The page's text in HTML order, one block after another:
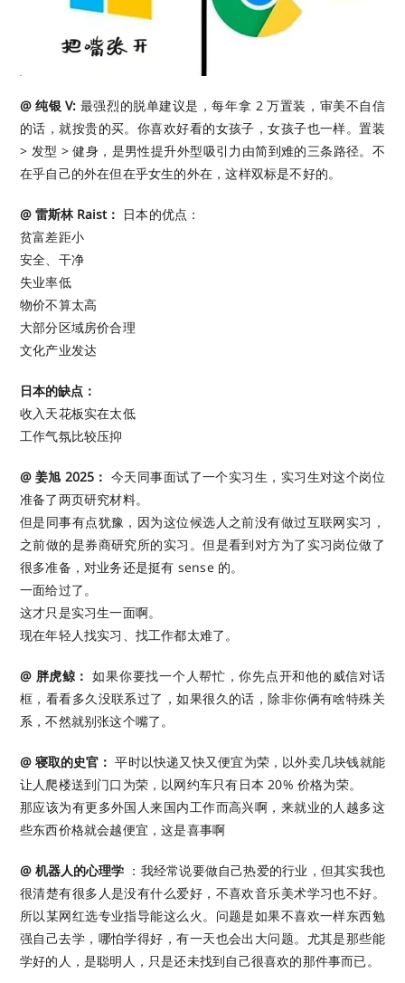
@ 纯银 V: 最强烈的脱单建议是，每年拿 2 万置装，审美不自信
的话，就按贵的买。你喜欢好看的女孩子，女孩子也一样。置装
> 发型 > 健身，是男性提升外型吸引力由简到难的三条路径。不
在乎自己的外在但在乎女生的外在，这样双标是不好的。
@ 雷斯林 Raist： 日本的优点：
贫富差距小
安全、干净
失业率低
物价不算太高
大部分区域房价合理
文化产业发达
日本的缺点：
收入天花板实在太低
工作气氛比较压抑 ​​​
@ 姜旭 2025： 今天同事面试了一个实习生，实习生对这个岗位
准备了两页研究材料。
但是同事有点犹豫，因为这位候选人之前没有做过互联网实习，
之前做的是券商研究所的实习。但是看到对方为了实习岗位做了
很多准备，对业务还是挺有 sense 的。
一面给过了。
这才只是实习生一面啊。
现在年轻人找实习、找工作都太难了。 ​​​
@ 胖虎鲸： 如果你要找一个人帮忙，你先点开和他的威信对话
框，看看多久没联系过了，如果很久的话，除非你俩有啥特殊关
系，不然就别张这个嘴了。 ​​​
@ 寝取的史官： 平时以快递又快又便宜为荣，以外卖几块钱就能
让人爬楼送到门口为荣，以网约车只有日本 20% 价格为荣。
那应该为有更多外国人来国内工作而高兴啊，来就业的人越多这
些东西价格就会越便宜，这是喜事啊
@ 机器人的心理学 ：我经常说要做自己热爱的行业，但其实我也
很清楚有很多人是没有什么爱好，不喜欢音乐美术学习也不好。
所以某网红选专业指导能这么火。问题是如果不喜欢一样东西勉
强自己去学，哪怕学得好，有一天也会出大问题。尤其是那些能
学好的人，是聪明人，只是还未找到自己很喜欢的那件事而已。 ​​​